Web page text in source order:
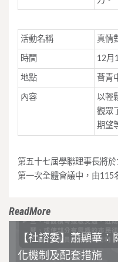
活動名稱 真情
時間 12月
地點 薈青
內容
以輕
觀眾
期望
第五十七屆學聯理事長將
第一次全體會議中，由115
ReadMore
【社諮委】蕭顯華
化機制及配套措施